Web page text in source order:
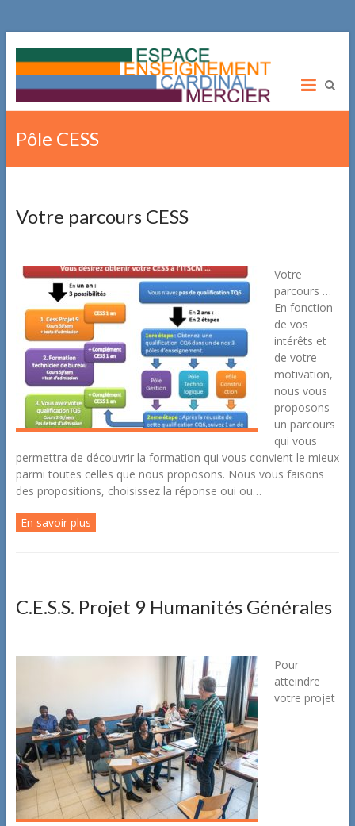
ITSCM
Technique
Cardinal
Mercier
Promotion
Pôle CESS
Votre parcours CESS
Votre
parcours …
En fonction
de vos
intérêts et
de votre
motivation,
nous vous
proposons
un parcours
qui vous
permettra de découvrir la formation qui vous convient le mieux
parmi toutes celles que nous proposons. Nous vous faisons
des propositions, choisissez la réponse oui ou…
En savoir plus
C.E.S.S. Projet 9 Humanités Générales
Pour
atteindre
votre projet